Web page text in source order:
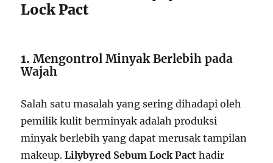
Lock Pact
1.Mengontrol Minyak Berlebih pada
Wajah
Salah satu masalah yang sering dihadapi oleh
pemilik kulit berminyak adalah produksi
minyak berlebih yang dapat merusak tampilan
makeup.Lilybyred Sebum Lock Pact hadir